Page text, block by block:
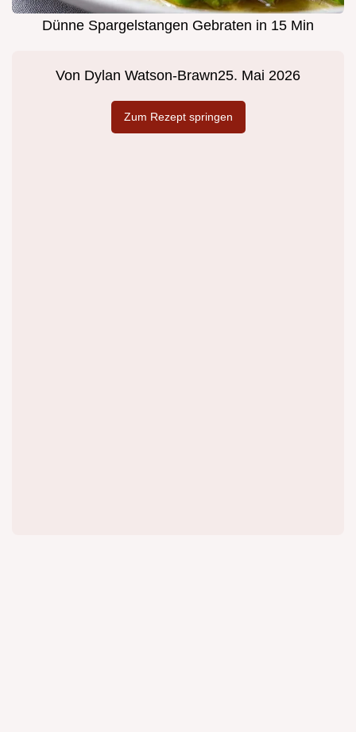
Dünne Spargelstangen Gebraten in 15 Min
Von Dylan Watson-Brawn25. Mai 2026
Zum Rezept springen